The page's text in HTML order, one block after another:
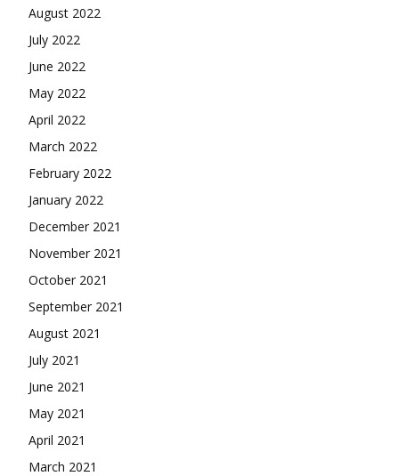
August 2022
July 2022
June 2022
May 2022
April 2022
March 2022
February 2022
January 2022
December 2021
November 2021
October 2021
September 2021
August 2021
July 2021
June 2021
May 2021
April 2021
March 2021